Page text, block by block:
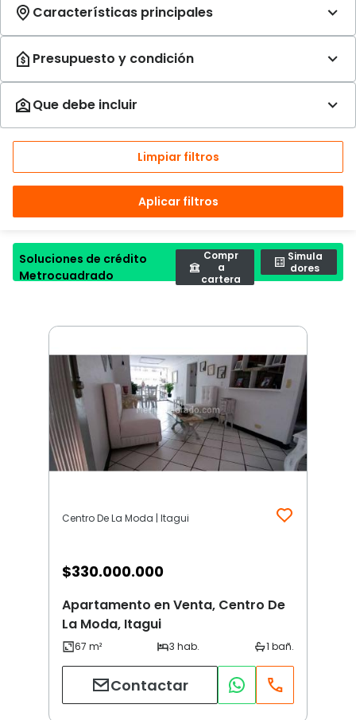
Limpiar filtros
Aplicar filtros
Soluciones de crédito
Metrocuadrado
Compr
a
cartera
Simula
dores
Centro De La Moda | Itagui
$330.000.000
Apartamento en Venta, Centro De
La Moda, Itagui
Contactar